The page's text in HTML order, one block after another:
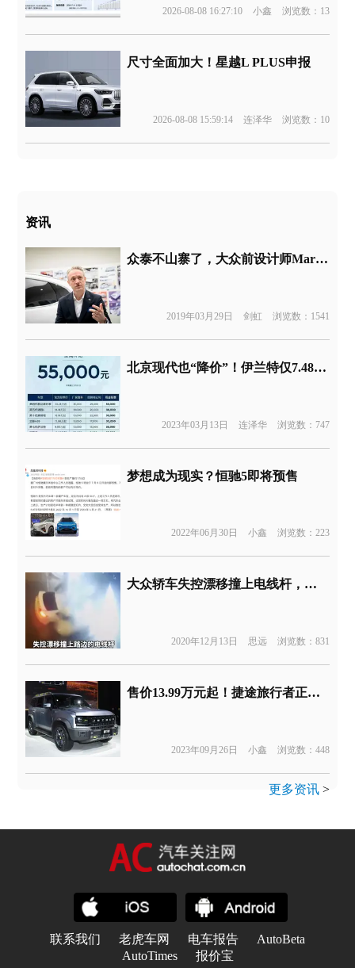
2026-08-08 16:27:10 小鑫 浏览数：13
尺寸全面加大！星越L PLUS申报
2026-08-08 15:59:14 连泽华 浏览数：10
资讯
众泰不山寨了，大众前设计师Martin Kropp正式加盟众泰汽车
2019年03月29日 剑虹 浏览数：1541
北京现代也“降价”！伊兰特仅7.48万元起
2023年03月13日 连泽华 浏览数：747
梦想成为现实？恒驰5即将预售
2022年06月30日 小鑫 浏览数：223
大众轿车失控漂移撞上电线杆，车体被拦腰斩断画面恐怖
2020年12月13日 思远 浏览数：831
售价13.99万元起！捷途旅行者正式上市
2023年09月26日 小鑫 浏览数：448
更多资讯>
联系我们 老虎车网 电车报告
AutoBeta
AutoTimes
报价宝